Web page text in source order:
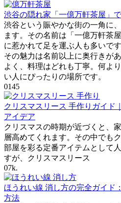
渋谷の隠れ家「一億万軒茶屋」
渋谷という賑やかな街の一角に
ます。その名前は「一億万軒茶
に惹かれて足を運ぶ人も多いで
その魅力は名前以上に奥行きが
よく、料理はどれも丁寧。何よ
い人にぴったりの場所です。
0145
クリスマスリース 手作りガイド
アイデア
クリスマスの時期が近づくと、
層高めてくれます。その中でも
部屋を彩る定番アイテムとして
すが、クリスマスリース
07k.
ほうれい線 消し方の完全ガイド
方法